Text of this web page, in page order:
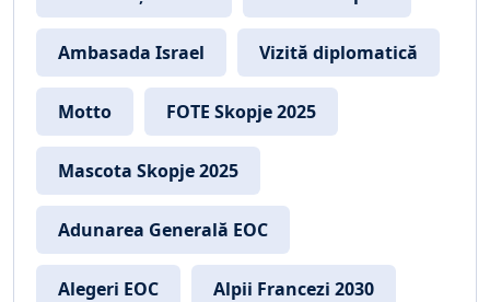
Ambasada Israel Vizită diplomatică
Motto FOTE Skopje 2025
Mascota Skopje 2025
Adunarea Generală EOC
Alegeri EOC Alpii Francezi 2030